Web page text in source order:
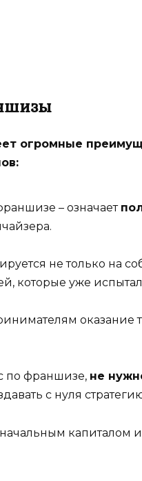
огромные
– означает
не только на
которые уже
оказание
по франшизе, не
с нуля
начальным капиталом